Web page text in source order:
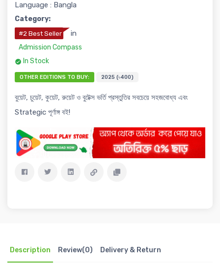
Language : Bangla
Category:
#2 Best Seller in
Admission Compass
In Stock
OTHER EDITIONS TO BUY: 2025 (৳400)
বুয়েট, চুয়েট, কুয়েট, রুয়েট ও বুটেক্স ভর্তি প্রস্তুতির সবচেয়ে সহজবোধ্য এবং
Strategic পূর্ণাঙ্গ বই!
Description Review(0) Delivery & Return